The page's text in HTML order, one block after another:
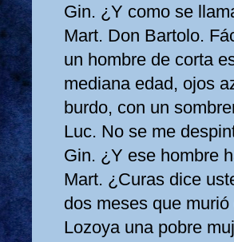
Gin. ¿Y como se
Mart. Don Bartolo.
un hombre de corta
mediana edad, ojos
burdo, con un
Luc. No se me
Gin. ¿Y ese hombre
Mart. ¿Curas dice
dos meses que murió
Lozoya una pobre